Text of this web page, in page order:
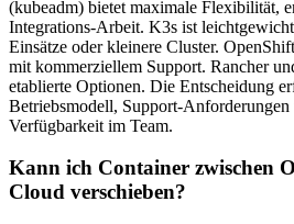
(kubeadm) bietet maximale Flexibilität,
Integrations-Arbeit. K3s ist
Einsätze oder kleinere Cluster.
mit kommerziellem Support. Rancher
etablierte Optionen. Die Entscheidung
Betriebsmodell, Support-
Verfügbarkeit im Team.
Kann ich Container zwischen
Cloud verschieben?